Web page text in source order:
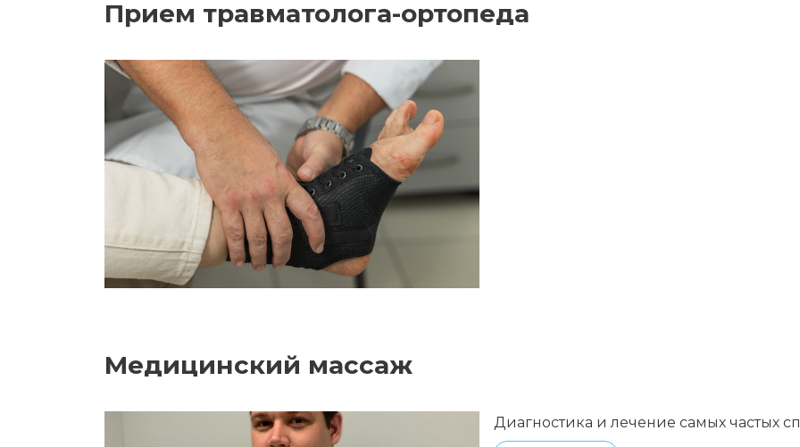
Прием травматолога-ортопеда
Медицинский массаж
Диагностика и лечение самых частых